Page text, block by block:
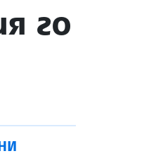
го